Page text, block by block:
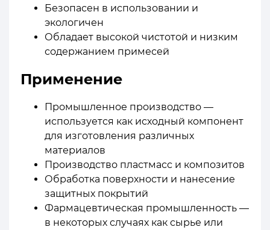
Безопасен в использовании и
экологичен
Обладает высокой чистотой и низким
содержанием примесей
Применение
Промышленное производство —
используется как исходный компонент
для изготовления различных
материалов
Производство пластмасс и композитов
Обработка поверхности и нанесение
защитных покрытий
Фармацевтическая промышленность —
в некоторых случаях как сырье или